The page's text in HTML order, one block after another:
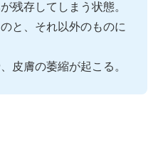
残存してしまう状態。
と、それ以外のものに
皮膚の萎縮が起こる。